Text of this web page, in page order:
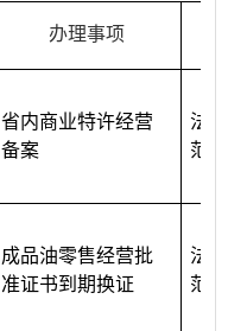
办理事项
省内商业特许经营
备案
法
范
成品油零售经营批
准证书到期换证
法
范